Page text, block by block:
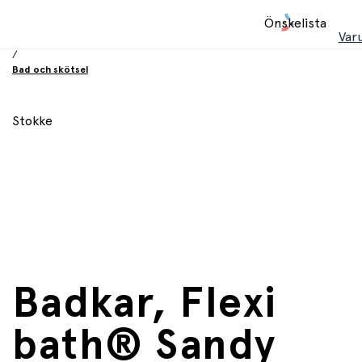
Önskelista
/
Bad och skötsel
Stokke
Badkar, Flexi
bath® Sandy